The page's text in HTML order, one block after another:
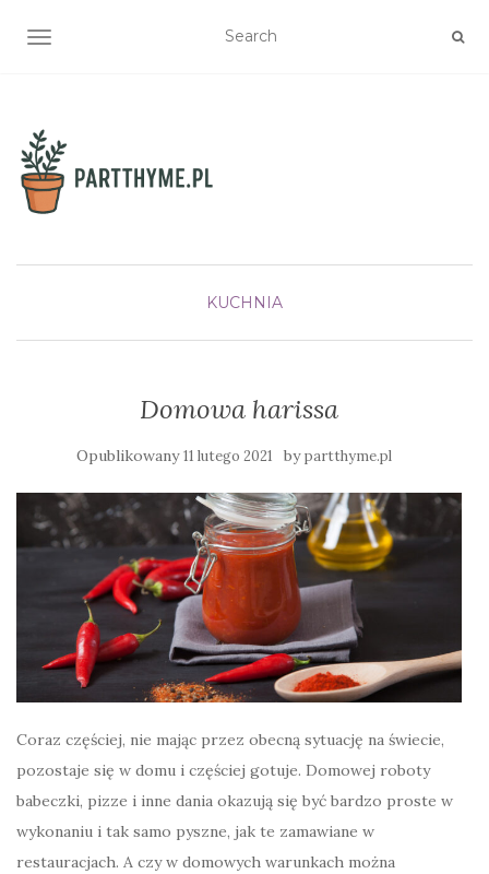
TOGGLE NAVIGATION
KUCHNIA
Domowa harissa
Opublikowany11 lutego 2021 bypartthyme.pl
Coraz częściej, nie mając przez obecną sytuację na świecie,
pozostaje się w domu i częściej gotuje. Domowej roboty
babeczki, pizze i inne dania okazują się być bardzo proste w
wykonaniu i tak samo pyszne, jak te zamawiane w
restauracjach. A czy w domowych warunkach można